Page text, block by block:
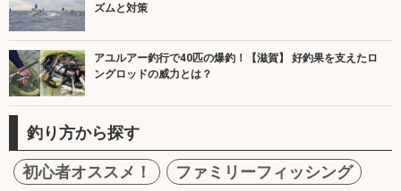
ズムと対策
アユルアー釣行で40匹の爆釣！【滋賀】 好釣果を支えたロ
ングロッドの威力とは？
釣り方から探す
初心者オススメ！
ファミリーフィッシング